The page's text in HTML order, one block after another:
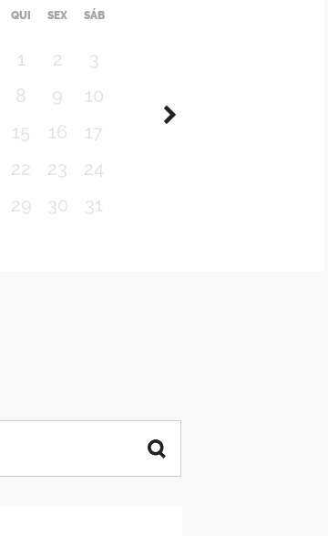
QUI SEX SÁB
1 2
3
8 9
10
15 16
17
22 23
24
29 30 31